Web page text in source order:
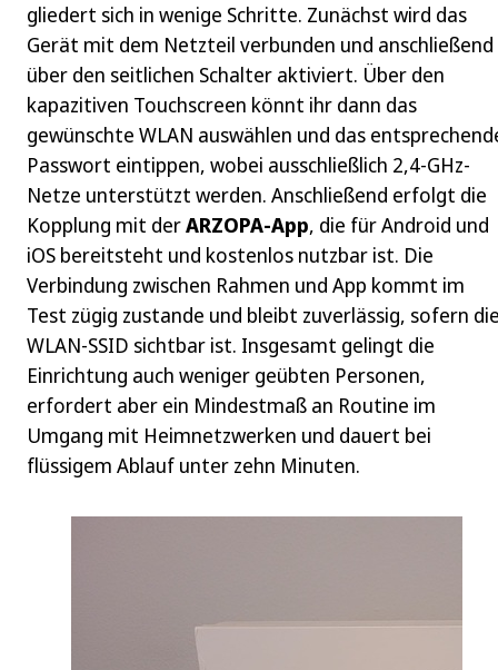
gliedert sich in wenige Schritte. Zunächst wird das
Gerät mit dem Netzteil verbunden und anschließend
über den seitlichen Schalter aktiviert. Über den
kapazitiven Touchscreen könnt ihr dann das
gewünschte WLAN auswählen und das
Passwort eintippen, wobei ausschließlich 2,4‑GHz-
Netze unterstützt werden. Anschließend erfolgt die
Kopplung mit derARZOPA-App, die für Android und
iOS bereitsteht und kostenlos nutzbar ist. Die
Verbindung zwischen Rahmen und App kommt im
Test zügig zustande und bleibt zuverlässig, sofern
WLAN-SSID sichtbar ist. Insgesamt gelingt die
Einrichtung auch weniger geübten Personen,
erfordert aber ein Mindestmaß an Routine im
Umgang mit Heimnetzwerken und dauert bei
flüssigem Ablauf unter zehn Minuten.